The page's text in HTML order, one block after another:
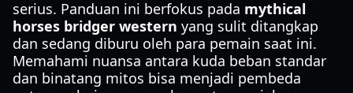
serius. Panduan ini berfokus pada mythical
horses bridger western yang sulit ditangkap
dan sedang diburu oleh para pemain saat ini.
Memahami nuansa antara kuda beban standar
dan binatang mitos bisa menjadi pembeda